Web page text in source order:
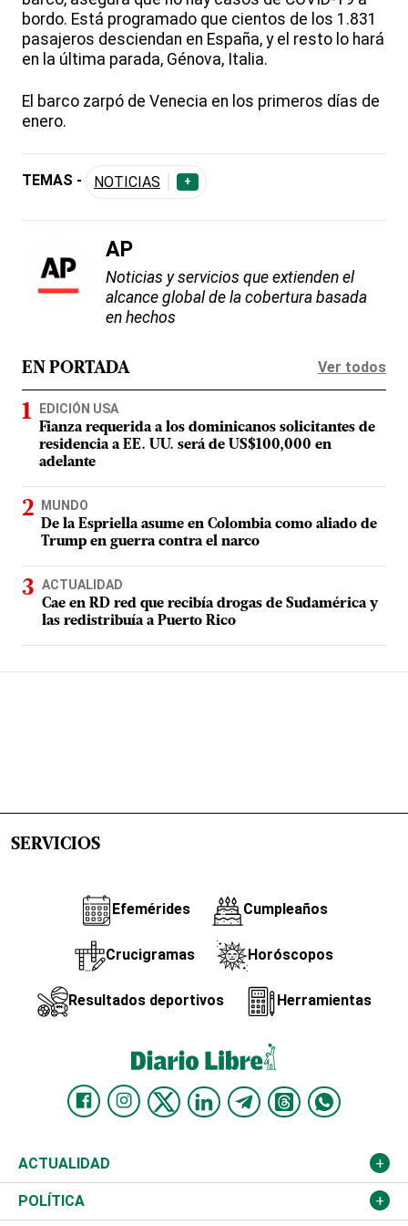
bordo. Está programado que cientos de los 1.831
pasajeros desciendan en España, y el resto lo hará
en la última parada, Génova, Italia.
El barco zarpó de Venecia en los primeros días de
enero.
TEMAS - NOTICIAS +
AP
Noticias y servicios que extienden el
alcance global de la cobertura basada
en hechos
EN PORTADA Ver todos
EDICIÓN USA
Fianza requerida a los dominicanos solicitantes de
residencia a EE. UU. será de US$100,000 en
adelante
MUNDO
De la Espriella asume en Colombia como aliado de
Trump en guerra contra el narco
ACTUALIDAD
Cae en RD red que recibía drogas de Sudamérica y
las redistribuía a Puerto Rico
SERVICIOS
Efemérides Cumpleaños
Crucigramas Horóscopos
Resultados deportivos Herramientas
ACTUALIDAD
Nacional
POLÍTICA